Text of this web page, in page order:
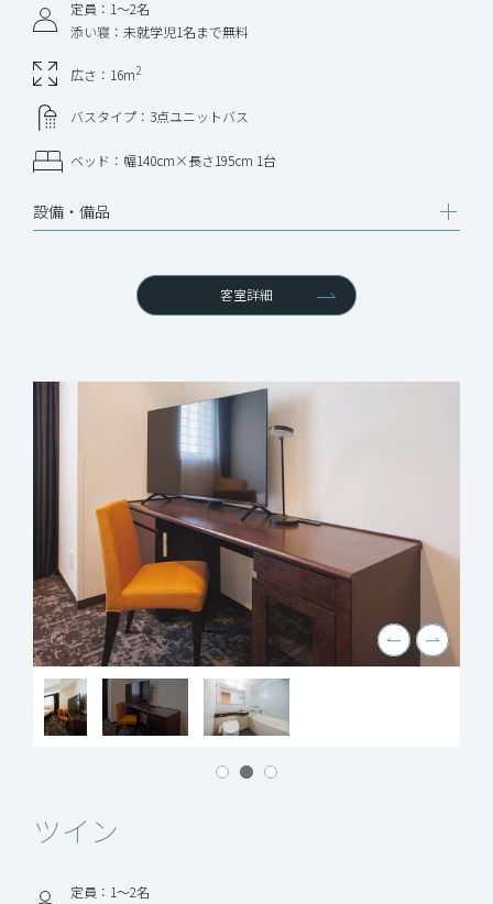
定員：1〜2名
添い寝：未就学児1名まで無料
広さ：16m2
バスタイプ：3点ユニットバス
ベッド：幅140cm×長さ195cm 1台
設備‧備品
客室詳細
ツイン
定員：1〜2名